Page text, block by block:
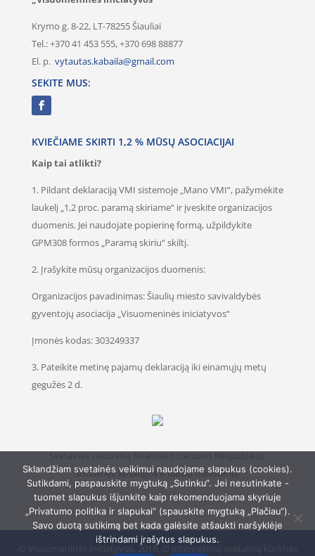
Krymo g. 8-22, LT-78255 Šiauliai
Tel.: +370 41 453 555, +370 698 88877
El. p. vytautas.kabaila@gmail.com
SEKITE MUS:
KVIEČIAME SKIRTI 1,2 % MŪSŲ ASOCIACIJAI
Kaip tai atlikti?
1. Pildant deklaraciją VMI sistemoje „Mano VMI“, pažymėkite
laukelį „1,2 proc. paramą skiriame“ ir įveskite organizacijos
duomenis. Jei naudojate popierinę formą, užpildykite
GPM308 formos „Paramą skiriu“ skiltį.
2. Įrašykite mūsų organizacijos duomenis:
Organizacijos pavadinimas: Šiaulių miesto savivaldybės
gyventojų asociacija „Visuomeninės iniciatyvos“
Įmonės kodas: 303249337
3. Pateikite metinę pajamų deklaraciją iki einamųjų metų
gegužės 2 d.
Svetainės sukūrimą finansavo Lietuvos Respublikos
Socialinės apsaugos ir darbo ministerija.
© Visuomeninės iniciatyvos, 2018. © Internetinių svetainių kūrimas
Sklandžiam svetainės veikimui naudojame slapukus (cookies).
Sutikdami, paspauskite mygtuką „Sutinku“. Jei nesutinkate -
tuomet slapukus išjunkite kaip rekomenduojama skyriuje
„Privatumo politika ir slapukai“ (spauskite mygtuką „Plačiau“).
Savo duotą sutikimą bet kada galėsite atšaukti naršyklėje
ištrindami įrašytus slapukus.